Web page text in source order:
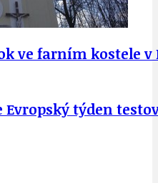
ve farním kostele v
týden